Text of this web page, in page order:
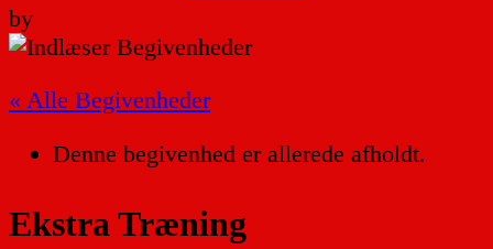
by
« Alle Begivenheder
Denne begivenhed er allerede afholdt.
Ekstra Træning